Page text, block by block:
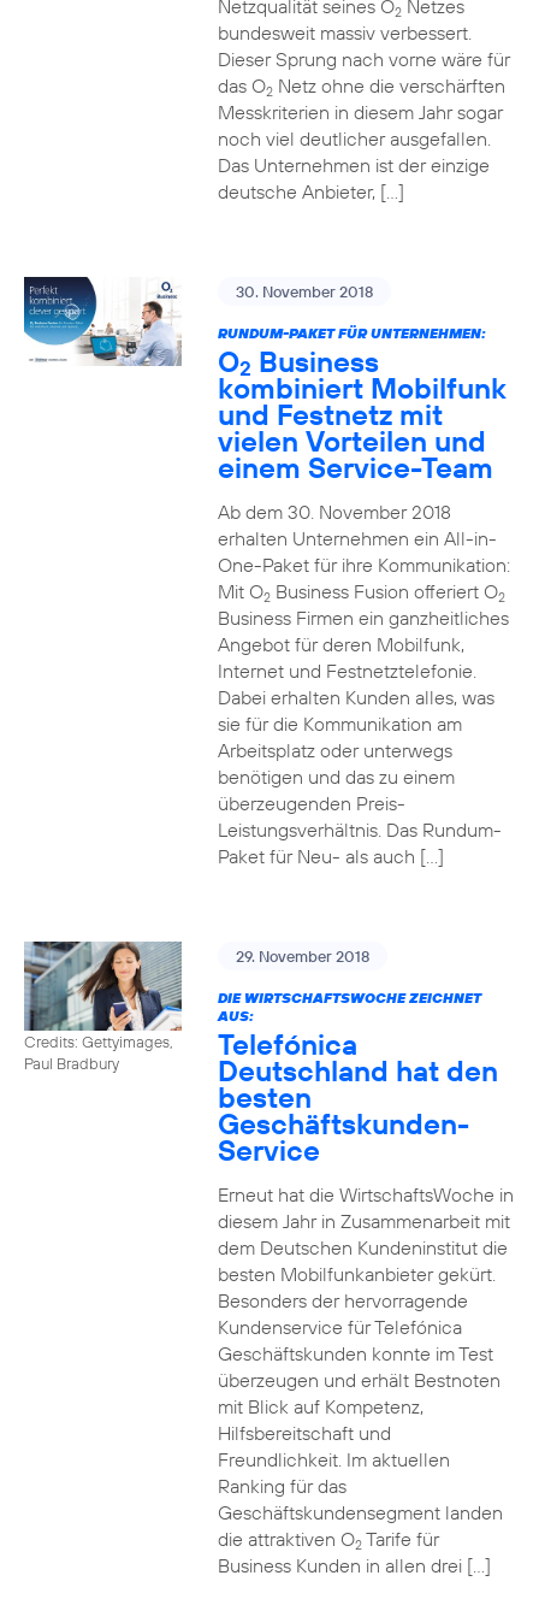
Netzqualität seines O2Netzes
bundesweit massiv verbessert.
Dieser Sprung nach vorne wäre für
das O2Netz ohne die verschärften
Messkriterien in diesem Jahr sogar
noch viel deutlicher ausgefallen.
Das Unternehmen ist der einzige
deutsche Anbieter, […]
30. November 2018
RUNDUM-PAKET FÜR UNTERNEHMEN:
O2 Business
kombiniert Mobilfunk
und Festnetz mit
vielen Vorteilen und
einem Service-Team
Ab dem 30. November 2018
erhalten Unternehmen ein All-in-
One-Paket für ihre Kommunikation:
Mit O2Business Fusion offeriert O2
Business Firmen ein ganzheitliches
Angebot für deren Mobilfunk,
Internet und Festnetztelefonie.
Dabei erhalten Kunden alles, was
sie für die Kommunikation am
Arbeitsplatz oder unterwegs
benötigen und das zu einem
überzeugenden Preis-
Leistungsverhältnis. Das Rundum-
Paket für Neu- als auch […]
Credits: Gettyimages,
Paul Bradbury
29. November 2018
DIE WIRTSCHAFTSWOCHE ZEICHNET
AUS:
Telefónica
Deutschland hat den
besten
Geschäftskunden-
Service
Erneut hat die WirtschaftsWoche in
diesem Jahr in Zusammenarbeit mit
dem Deutschen Kundeninstitut die
besten Mobilfunkanbieter gekürt.
Besonders der hervorragende
Kundenservice für Telefónica
Geschäftskunden konnte im Test
überzeugen und erhält Bestnoten
mit Blick auf Kompetenz,
Hilfsbereitschaft und
Freundlichkeit. Im aktuellen
Ranking für das
Geschäftskundensegment landen
die attraktiven O2Tarife für
Business Kunden in allen drei […]